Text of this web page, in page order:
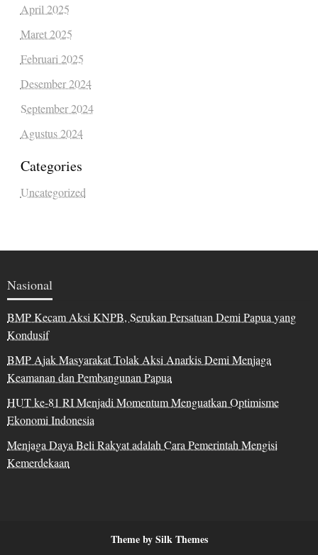
April 2025
Maret 2025
Februari 2025
Desember 2024
September 2024
Agustus 2024
Categories
Uncategorized
Nasional
BMP Kecam Aksi KNPB, Serukan Persatuan Demi Papua yang
Kondusif
BMP Ajak Masyarakat Tolak Aksi Anarkis Demi Menjaga
Keamanan dan Pembangunan Papua
HUT ke-81 RI Menjadi Momentum Menguatkan Optimisme
Ekonomi Indonesia
Menjaga Daya Beli Rakyat adalah Cara Pemerintah Mengisi
Kemerdekaan
Theme by Silk Themes